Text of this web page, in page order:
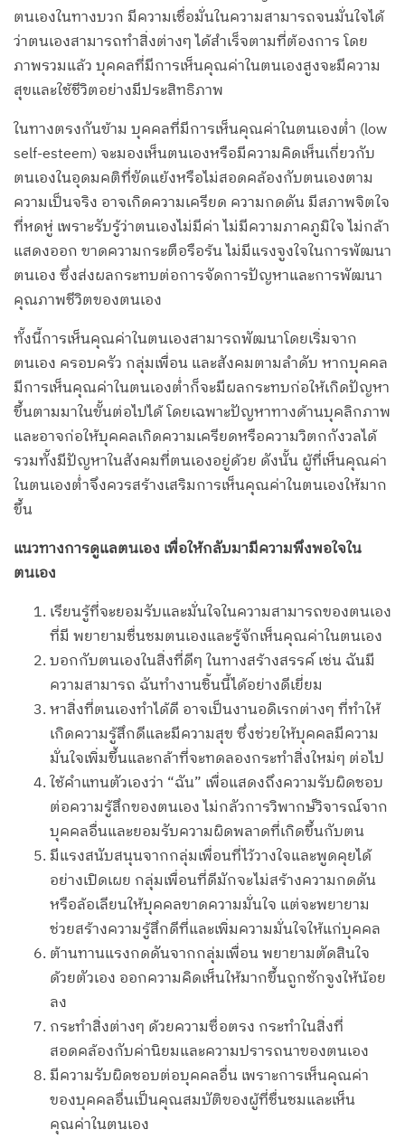
ตนเองในทางบวก มีความเชื่อมั่นในความสามารถจนมั่นใจได้
ว่าตนเองสามารถทำสิ่งต่างๆ ได้สำเร็จตามที่ต้องการ โดย
ภาพรวมแล้ว บุคคลที่มีการเห็นคุณค่าในตนเองสูงจะมีความ
สุขและใช้ชีวิตอย่างมีประสิทธิภาพ
ในทางตรงกันข้าม บุคคลที่มีการเห็นคุณค่าในตนเองต่ำ (low
self-esteem) จะมองเห็นตนเองหรือมีความคิดเห็นเกี่ยวกับ
ตนเองในอุดมคติที่ขัดแย้งหรือไม่สอดคล้องกับตนเองตาม
ความเป็นจริง อาจเกิดความเครียด ความกดดัน มีสภาพจิตใจ
ที่หดหู่ เพราะรับรู้ว่าตนเองไม่มีค่า ไม่มีความภาคภูมิใจ ไม่กล้า
แสดงออก ขาดความกระตือรือร้น ไม่มีแรงจูงใจในการพัฒนา
ตนเอง ซึ่งส่งผลกระทบต่อการจัดการปัญหาและการพัฒนา
คุณภาพชีวิตของตนเอง
ทั้งนี้การเห็นคุณค่าในตนเองสามารถพัฒนาโดยเริ่มจาก
ตนเอง ครอบครัว กลุ่มเพื่อน และสังคมตามลำดับ หากบุคคล
มีการเห็นคุณค่าในตนเองต่ำก็จะมีผลกระทบก่อให้เกิดปัญหา
ขึ้นตามมาในขั้นต่อไปได้ โดยเฉพาะปัญหาทางด้านบุคลิกภาพ
และอาจก่อให้บุคคลเกิดความเครียดหรือความวิตกกังวลได้
รวมทั้งมีปัญหาในสังคมที่ตนเองอยู่ด้วย ดังนั้น ผู้ที่เห็นคุณค่า
ในตนเองต่ำจึงควรสร้างเสริมการเห็นคุณค่าในตนเองให้มาก
ขึ้น
แนวทางการดูแลตนเอง เพื่อให้กลับมามีความพึงพอใจใน
ตนเอง
เรียนรู้ที่จะยอมรับและมั่นใจในความสามารถของตนเอง
ที่มี พยายามชื่นชมตนเองและรู้จักเห็นคุณค่าในตนเอง
บอกกับตนเองในสิ่งที่ดีๆ ในทางสร้างสรรค์ เช่น ฉันมี
ความสามารถ ฉันทำงานชิ้นนี้ได้อย่างดีเยี่ยม
หาสิ่งที่ตนเองทำได้ดี อาจเป็นงานอดิเรกต่างๆ ที่ทำให้
เกิดความรู้สึกดีและมีความสุข ซึ่งช่วยให้บุคคลมีความ
มั่นใจเพิ่มขึ้นและกล้าที่จะทดลองกระทำสิ่งใหม่ๆ ต่อไป
ใช้คำแทนตัวเองว่า “ฉัน” เพื่อแสดงถึงความรับผิดชอบ
ต่อความรู้สึกของตนเอง ไม่กลัวการวิพากษ์วิจารณ์จาก
บุคคลอื่นและยอมรับความผิดพลาดที่เกิดขึ้นกับตน
มีแรงสนับสนุนจากกลุ่มเพื่อนที่ไว้วางใจและพูดคุยได้
อย่างเปิดเผย กลุ่มเพื่อนที่ดีมักจะไม่สร้างความกดดัน
หรือล้อเลียนให้บุคคลขาดความมั่นใจ แต่จะพยายาม
ช่วยสร้างความรู้สึกดีที่และเพิ่มความมั่นใจให้แก่บุคคล
ต้านทานแรงกดดันจากกลุ่มเพื่อน พยายามตัดสินใจ
ด้วยตัวเอง ออกความคิดเห็นให้มากขึ้นถูกชักจูงให้น้อย
ลง
กระทำสิ่งต่างๆ ด้วยความซื่อตรง กระทำในสิ่งที่
สอดคล้องกับค่านิยมและความปรารถนาของตนเอง
มีความรับผิดชอบต่อบุคคลอื่น เพราะการเห็นคุณค่า
ของบุคคลอื่นเป็นคุณสมบัติของผู้ที่ชื่นชมและเห็น
คุณค่าในตนเอง